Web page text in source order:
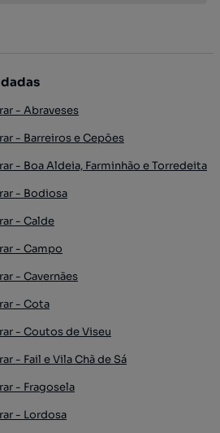
- Abraveses
- Barreiros e Cepões
- Boa Aldeia, Farminhão e Torredeita
- Bodiosa
- Calde
- Campo
- Cavernães
- Cota
- Coutos de Viseu
- Fail e Vila Chã de Sá
- Fragosela
- Lordosa